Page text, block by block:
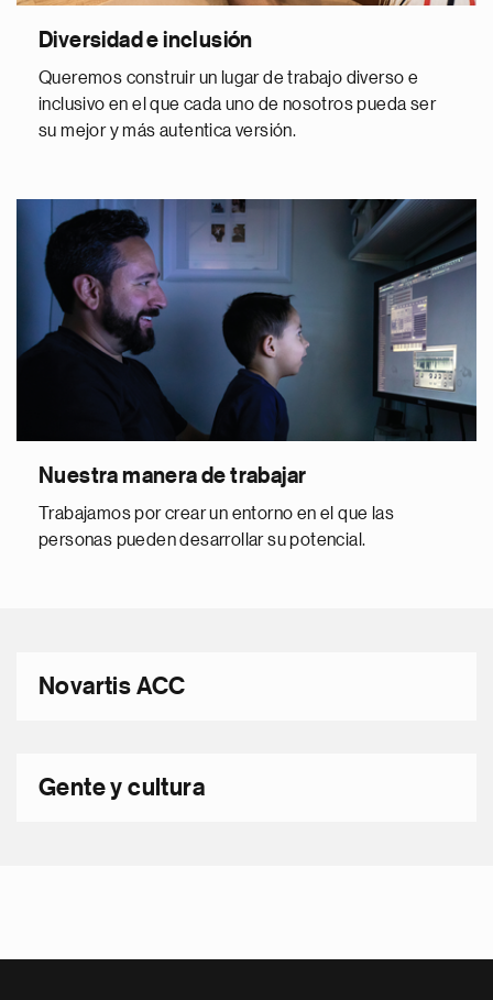
Diversidad e inclusión
Queremos construir un lugar de trabajo diverso e
inclusivo en el que cada uno de nosotros pueda ser
su mejor y más autentica versión.
Nuestra manera de trabajar
Trabajamos por crear un entorno en el que las
personas pueden desarrollar su potencial.
Novartis ACC
Gente y cultura